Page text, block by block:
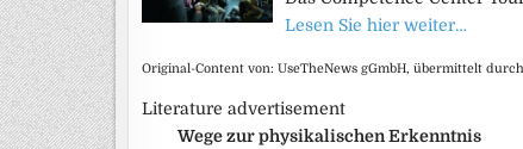
Lesen Sie hier weiter…
Original-Content von: UseTheNews gGmbH, übermittelt
Literature advertisement
Wege zur physikalischen Erkenntnis